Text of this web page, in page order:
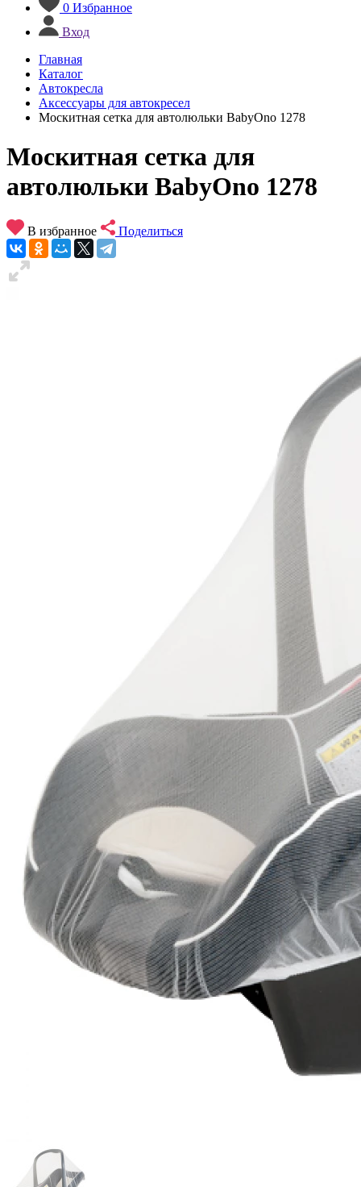
0 Избранное
Вход
Главная
Каталог
Автокресла
Аксессуары для автокресел
Москитная сетка для автолюльки BabyOno 1278
Москитная сетка для
автолюльки BabyOno 1278
В избранное Поделиться